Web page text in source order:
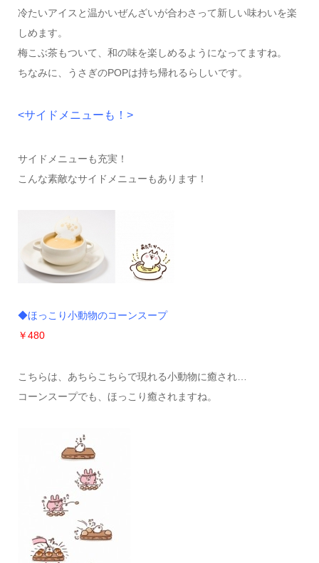
冷たいアイスと温かいぜんざいが合わさって新しい味わいを楽
しめます。
梅こぶ茶もついて、和の味を楽しめるようになってますね。
ちなみに、うさぎのPOPは持ち帰れるらしいです。
<サイドメニューも！>
サイドメニューも充実！
こんな素敵なサイドメニューもあります！
◆ほっこり小動物のコーンスープ
￥480
こちらは、あちらこちらで現れる小動物に癒され…
コーンスープでも、ほっこり癒されますね。